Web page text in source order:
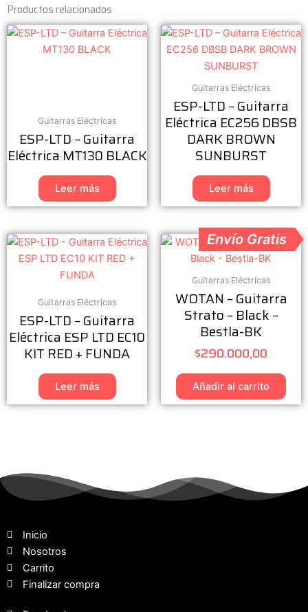
Productos relacionados
Guitarras Eléctricas
ESP-LTD – Guitarra
Eléctrica MT130 BLACK
Leer más
Guitarras Eléctricas
ESP-LTD – Guitarra
Eléctrica EC256 DBSB
DARK BROWN
SUNBURST
Leer más
Guitarras Eléctricas
ESP-LTD – Guitarra
Eléctrica ESP LTD EC10
KIT RED + FUNDA
Leer más
Envío Gratis
Guitarras Eléctricas
WOTAN – Guitarra
Strato – Black –
Bestla-BK
$290.000,00
Añadir al carrito
Inicio
Nosotros
Carrito
Finalizar compra